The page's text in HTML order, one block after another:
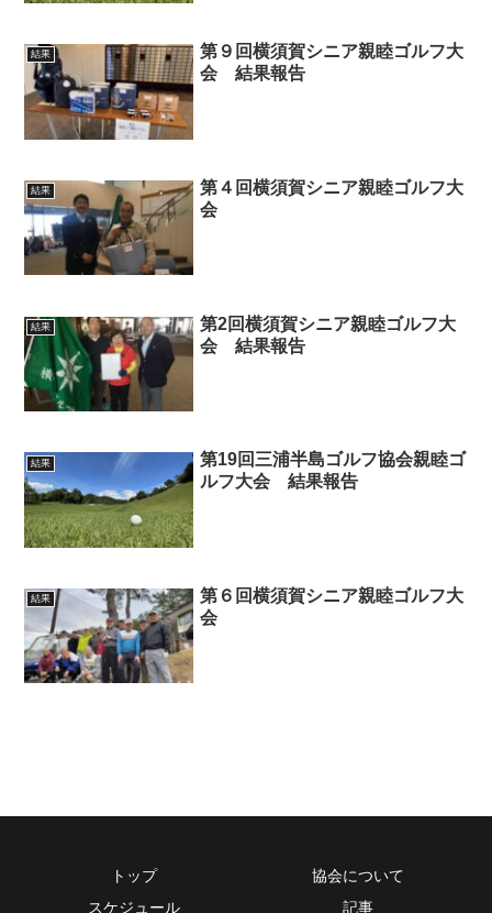
結果
第９回横須賀シニア親睦ゴルフ大
会 結果報告
結果
第４回横須賀シニア親睦ゴルフ大
会
結果
第2回横須賀シニア親睦ゴルフ大
会 結果報告
結果
第19回三浦半島ゴルフ協会親睦ゴ
ルフ大会 結果報告
結果
第６回横須賀シニア親睦ゴルフ大
会
トップ
協会について
スケジュール
記事